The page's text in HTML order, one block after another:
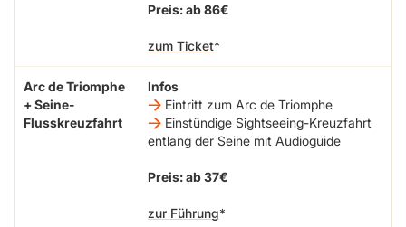
Preis: ab 86€
zum Ticket
Arc de Triomphe
+ Seine-
Flusskreuzfahrt
Infos
Eintritt zum Arc de Triomphe
Einstündige Sightseeing-Kreuzfahrt
entlang der Seine mit Audioguide
Preis: ab 37€
zur Führung